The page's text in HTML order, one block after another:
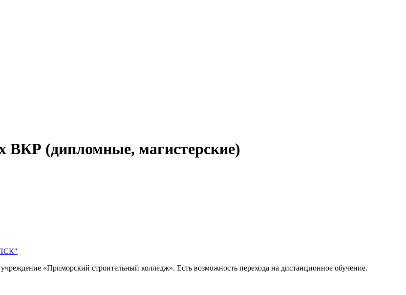
(дипломные, магистерские)
«Приморский строительный колледж». Есть возможность перехода на дистанционное обучение.